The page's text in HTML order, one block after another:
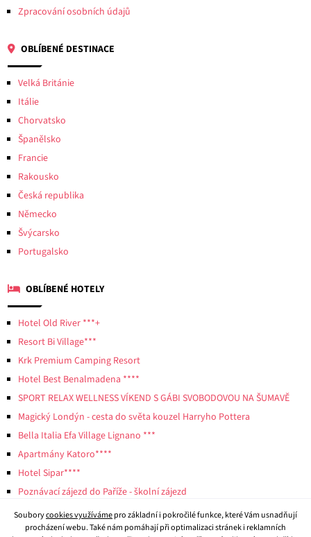
Zpracování osobních údajů
OBLÍBENÉ DESTINACE
Velká Británie
Itálie
Chorvatsko
Španělsko
Francie
Rakousko
Česká republika
Německo
Švýcarsko
Portugalsko
OBLÍBENÉ HOTELY
Hotel Old River ***+
Resort Bi Village***
Krk Premium Camping Resort
Hotel Best Benalmadena ****
SPORT RELAX WELLNESS VÍKEND S GÁBI SVOBODOVOU NA ŠUMAVĚ
Magický Londýn - cesta do světa kouzel Harryho Pottera
Bella Italia Efa Village Lignano ***
Apartmány Katoro****
Hotel Sipar****
Poznávací zájezd do Paříže - školní zájezd
Souborycookies využívámepro základní i pokročilé funkce, které Vám usnadňují
procházení webu. Také nám pomáhají při optimalizaci stránek i reklamních